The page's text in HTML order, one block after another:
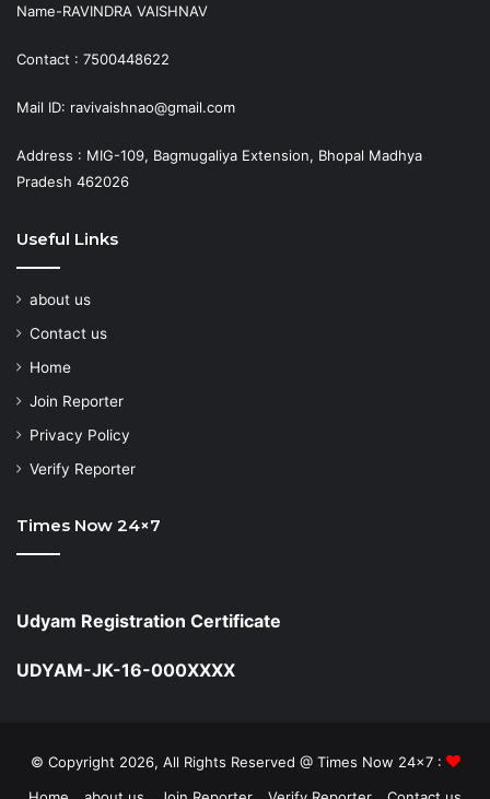
Name-RAVINDRA VAISHNAV
Contact : 7500448622
Mail ID: ravivaishnao@gmail.com
Address : MIG-109, Bagmugaliya Extension, Bhopal Madhya
Pradesh 462026
Useful Links
about us
Contact us
Home
Join Reporter
Privacy Policy
Verify Reporter
Times Now 24×7
Udyam Registration Certificate
UDYAM-JK-16-000XXXX
© Copyright 2026, All Rights Reserved @ Times Now 24x7 :